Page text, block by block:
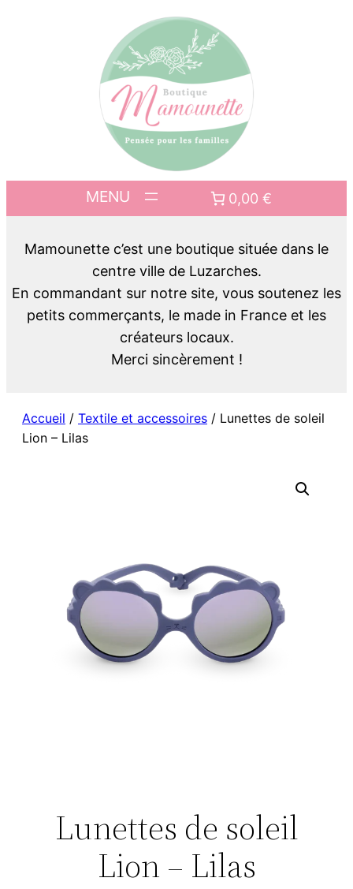
0,00 €
Mamounette c’est une boutique située dans le
centre ville de Luzarches.
En commandant sur notre site, vous soutenez les
petits commerçants, le made in France et les
créateurs locaux.
Merci sincèrement !
Accueil / Textile et accessoires / Lunettes de soleil
Lion – Lilas
Lunettes de soleil
Lion – Lilas